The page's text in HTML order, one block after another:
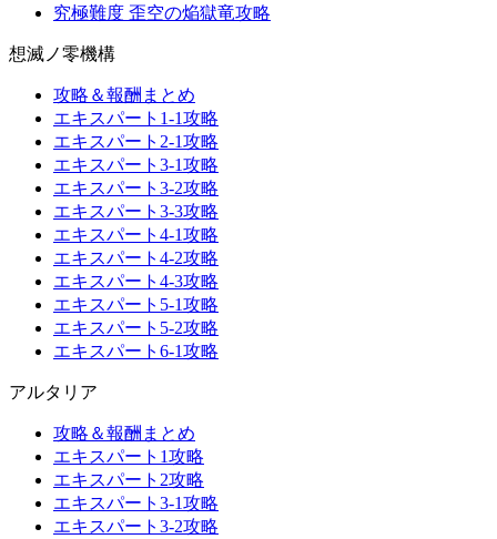
究極難度 歪空の焔獄竜攻略
想滅ノ零機構
攻略＆報酬まとめ
エキスパート1-1攻略
エキスパート2-1攻略
エキスパート3-1攻略
エキスパート3-2攻略
エキスパート3-3攻略
エキスパート4-1攻略
エキスパート4-2攻略
エキスパート4-3攻略
エキスパート5-1攻略
エキスパート5-2攻略
エキスパート6-1攻略
アルタリア
攻略＆報酬まとめ
エキスパート1攻略
エキスパート2攻略
エキスパート3-1攻略
エキスパート3-2攻略